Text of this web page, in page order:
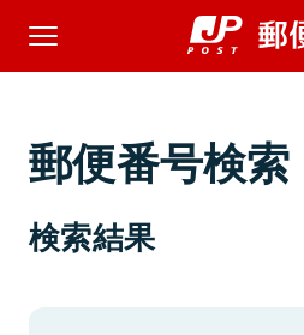
郵便番号検索
検索結果